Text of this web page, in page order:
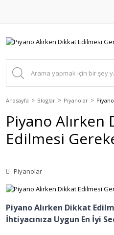
Anasayfa Bloglar Piyanolar
Piyano Alırken
Edilmesi
Piyanolar
Piyano Alırken Dikkat
İhtiyacınıza Uygun En İyi